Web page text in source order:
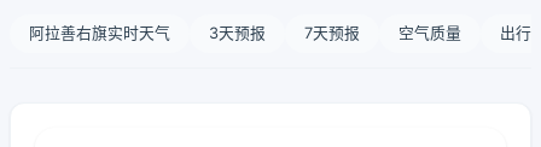
阿拉善右旗实时天气 3天预报 7天预报 空气质量 出行